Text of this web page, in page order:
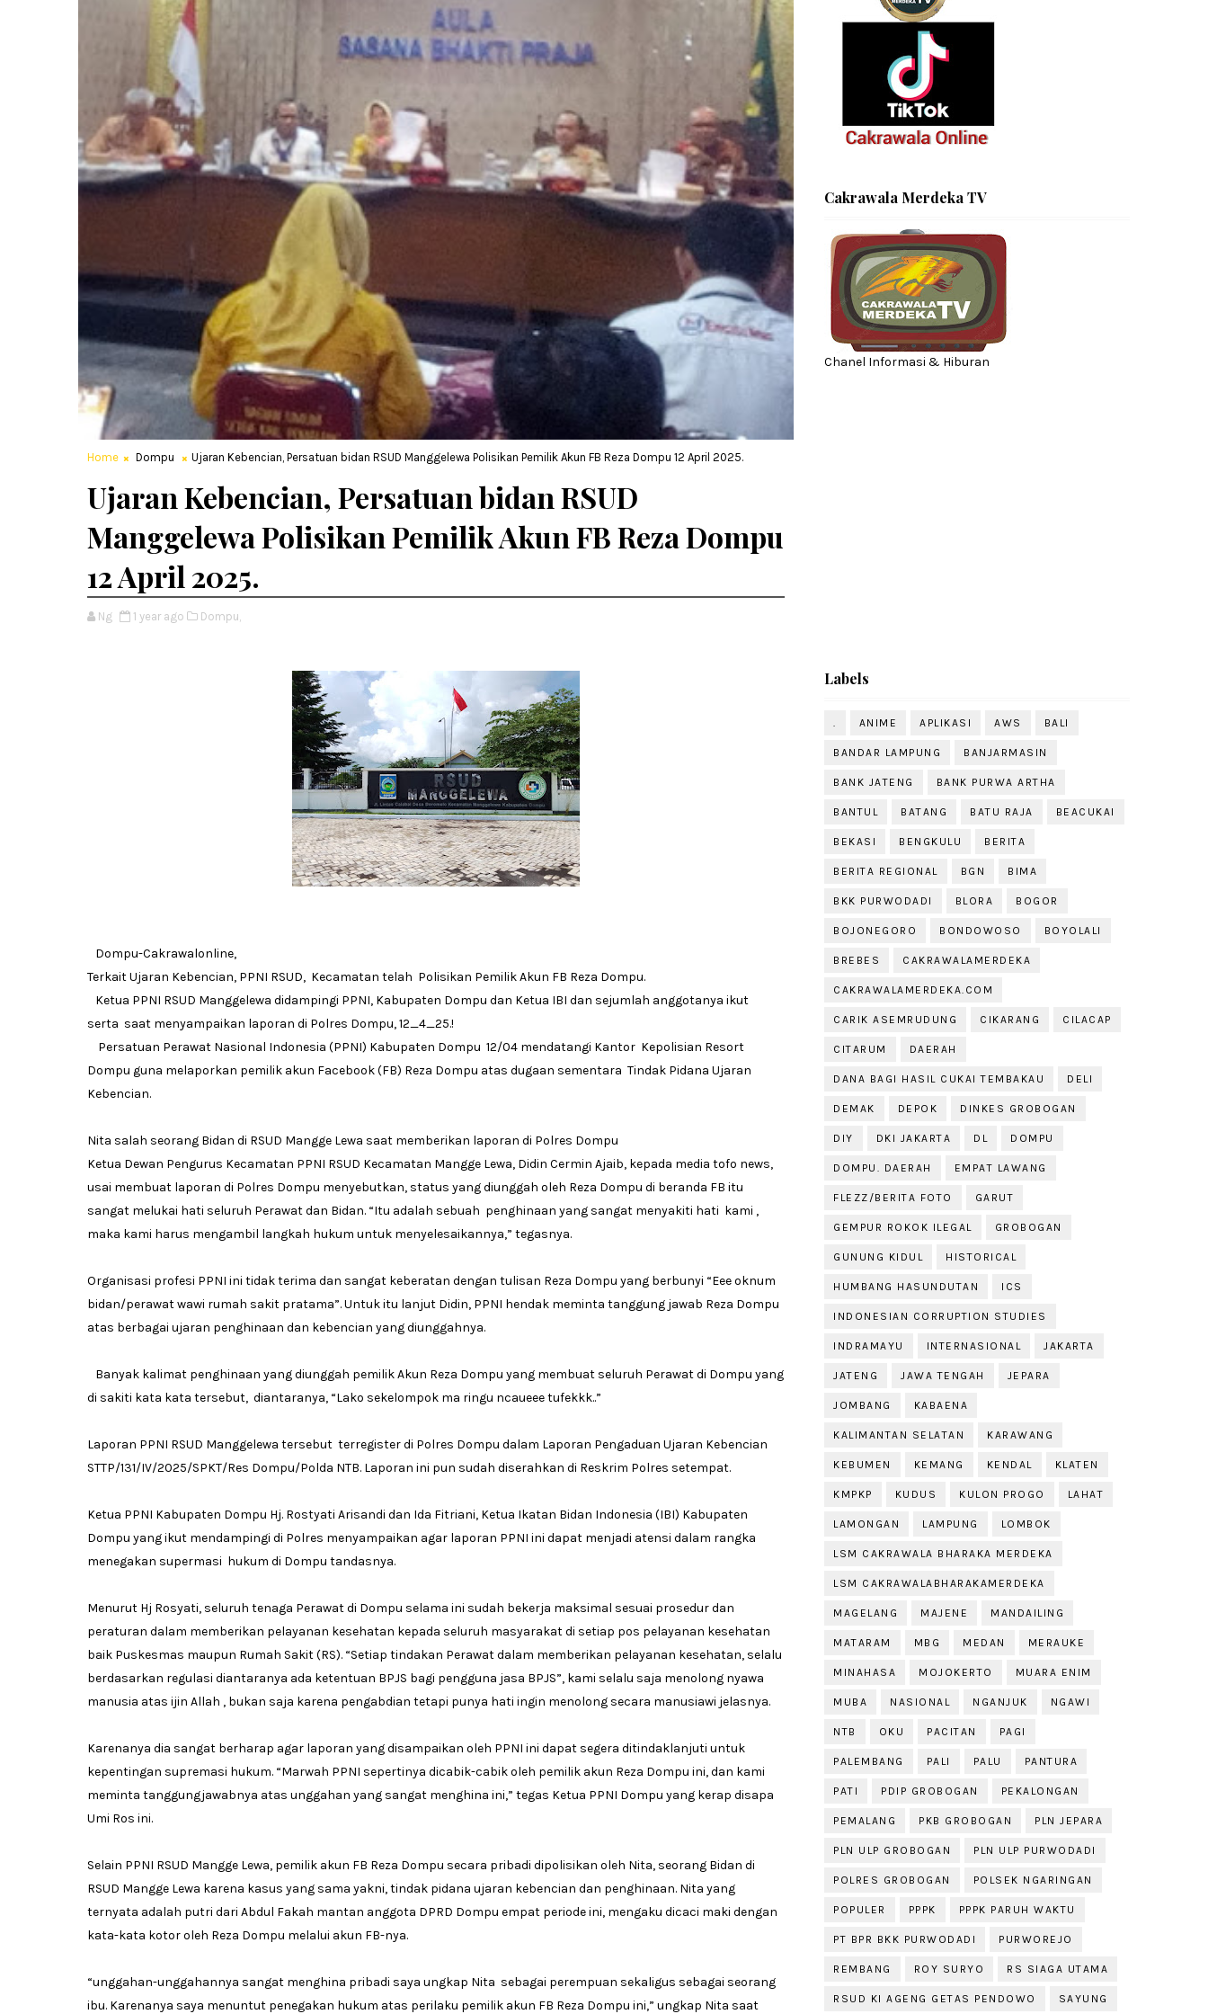
Home Dompu Ujaran Kebencian, Persatuan bidan RSUD Manggelewa Polisikan Pemilik Akun FB Reza Dompu 12 April 2025.
Ujaran Kebencian, Persatuan bidan RSUD
Manggelewa Polisikan Pemilik Akun FB Reza Dompu
12 April 2025.
Ng 1 year ago Dompu,
Dompu-Cakrawalonline,
Terkait Ujaran Kebencian, PPNI RSUD, Kecamatan telah Polisikan Pemilik Akun FB Reza Dompu.
Ketua PPNI RSUD Manggelewa didampingi PPNI, Kabupaten Dompu dan Ketua IBI dan sejumlah anggotanya ikut
serta saat menyampaikan laporan di Polres Dompu, 12_4_25.!
Persatuan Perawat Nasional Indonesia (PPNI) Kabupaten Dompu 12/04 mendatangi Kantor Kepolisian Resort
Dompu guna melaporkan pemilik akun Facebook (FB) Reza Dompu atas dugaan sementara Tindak Pidana Ujaran
Kebencian.
Nita salah seorang Bidan di RSUD Mangge Lewa saat memberikan laporan di Polres Dompu
Ketua Dewan Pengurus Kecamatan PPNI RSUD Kecamatan Mangge Lewa, Didin Cermin Ajaib, kepada media tofo news,
usai membuat laporan di Polres Dompu menyebutkan, status yang diunggah oleh Reza Dompu di beranda FB itu
sangat melukai hati seluruh Perawat dan Bidan. “Itu adalah sebuah penghinaan yang sangat menyakiti hati kami ,
maka kami harus mengambil langkah hukum untuk menyelesaikannya,” tegasnya.
Organisasi profesi PPNI ini tidak terima dan sangat keberatan dengan tulisan Reza Dompu yang berbunyi “Eee oknum
bidan/perawat wawi rumah sakit pratama”. Untuk itu lanjut Didin, PPNI hendak meminta tanggung jawab Reza Dompu
atas berbagai ujaran penghinaan dan kebencian yang diunggahnya.
Banyak kalimat penghinaan yang diunggah pemilik Akun Reza Dompu yang membuat seluruh Perawat di Dompu yang
di sakiti kata kata tersebut, diantaranya, “Lako sekelompok ma ringu ncaueee tufekkk..”
Laporan PPNI RSUD Manggelewa tersebut terregister di Polres Dompu dalam Laporan Pengaduan Ujaran Kebencian
STTP/131/IV/2025/SPKT/Res Dompu/Polda NTB. Laporan ini pun sudah diserahkan di Reskrim Polres setempat.
Ketua PPNI Kabupaten Dompu Hj. Rostyati Arisandi dan Ida Fitriani, Ketua Ikatan Bidan Indonesia (IBI) Kabupaten
Dompu yang ikut mendampingi di Polres menyampaikan agar laporan PPNI ini dapat menjadi atensi dalam rangka
menegakan supermasi hukum di Dompu tandasnya.
Menurut Hj Rosyati, seluruh tenaga Perawat di Dompu selama ini sudah bekerja maksimal sesuai prosedur dan
peraturan dalam memberikan pelayanan kesehatan kepada seluruh masyarakat di setiap pos pelayanan kesehatan
baik Puskesmas maupun Rumah Sakit (RS). “Setiap tindakan Perawat dalam memberikan pelayanan kesehatan, selalu
berdasarkan regulasi diantaranya ada ketentuan BPJS bagi pengguna jasa BPJS”, kami selalu saja menolong nyawa
manusia atas ijin Allah , bukan saja karena pengabdian tetapi punya hati ingin menolong secara manusiawi jelasnya.
Karenanya dia sangat berharap agar laporan yang disampaikan oleh PPNI ini dapat segera ditindaklanjuti untuk
kepentingan supremasi hukum. “Marwah PPNI sepertinya dicabik-cabik oleh pemilik akun Reza Dompu ini, dan kami
meminta tanggungjawabnya atas unggahan yang sangat menghina ini,” tegas Ketua PPNI Dompu yang kerap disapa
Umi Ros ini.
Selain PPNI RSUD Mangge Lewa, pemilik akun FB Reza Dompu secara pribadi dipolisikan oleh Nita, seorang Bidan di
RSUD Mangge Lewa karena kasus yang sama yakni, tindak pidana ujaran kebencian dan penghinaan. Nita yang
ternyata adalah putri dari Abdul Fakah mantan anggota DPRD Dompu empat periode ini, mengaku dicaci maki dengan
kata-kata kotor oleh Reza Dompu melalui akun FB-nya.
“unggahan-unggahannya sangat menghina pribadi saya ungkap Nita sebagai perempuan sekaligus sebagai seorang
ibu. Karenanya saya menuntut penegakan hukum atas perilaku pemilik akun FB Reza Dompu ini,” ungkap Nita saat
Cakrawala Merdeka TV
Chanel Informasi & Hiburan
Labels
. ANIME APLIKASI AWS BALI
BANDAR LAMPUNG BANJARMASIN
BANK JATENG BANK PURWA ARTHA
BANTUL BATANG BATU RAJA BEACUKAI
BEKASI BENGKULU BERITA
BERITA REGIONAL BGN BIMA
BKK PURWODADI BLORA BOGOR
BOJONEGORO BONDOWOSO BOYOLALI
BREBES CAKRAWALAMERDEKA
CAKRAWALAMERDEKA.COM
CARIK ASEMRUDUNG CIKARANG CILACAP
CITARUM DAERAH
DANA BAGI HASIL CUKAI TEMBAKAU DELI
DEMAK DEPOK DINKES GROBOGAN
DIY DKI JAKARTA DL DOMPU
DOMPU. DAERAH EMPAT LAWANG
FLEZZ/BERITA FOTO GARUT
GEMPUR ROKOK ILEGAL GROBOGAN
GUNUNG KIDUL HISTORICAL
HUMBANG HASUNDUTAN ICS
INDONESIAN CORRUPTION STUDIES
INDRAMAYU INTERNASIONAL JAKARTA
JATENG JAWA TENGAH JEPARA
JOMBANG KABAENA
KALIMANTAN SELATAN KARAWANG
KEBUMEN KEMANG KENDAL KLATEN
KMPKP KUDUS KULON PROGO LAHAT
LAMONGAN LAMPUNG LOMBOK
LSM CAKRAWALA BHARAKA MERDEKA
LSM CAKRAWALABHARAKAMERDEKA
MAGELANG MAJENE MANDAILING
MATARAM MBG MEDAN MERAUKE
MINAHASA MOJOKERTO MUARA ENIM
MUBA NASIONAL NGANJUK NGAWI
NTB OKU PACITAN PAGI
PALEMBANG PALI PALU PANTURA
PATI PDIP GROBOGAN PEKALONGAN
PEMALANG PKB GROBOGAN PLN JEPARA
PLN ULP GROBOGAN PLN ULP PURWODADI
POLRES GROBOGAN POLSEK NGARINGAN
POPULER PPPK PPPK PARUH WAKTU
PT BPR BKK PURWODADI PURWOREJO
REMBANG ROY SURYO RS SIAGA UTAMA
RSUD KI AGENG GETAS PENDOWO SAYUNG